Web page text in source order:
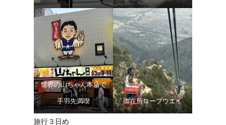
世界の山ちゃん本店で
手羽先満喫 御在所ロープウエイ
旅行３日め